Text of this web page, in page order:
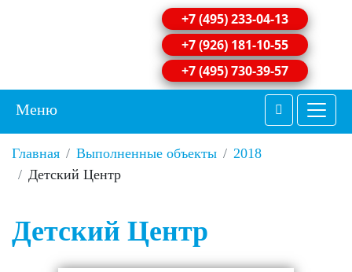
+7 (495) 233-04-13
+7 (926) 181-10-55
+7 (495) 730-39-57
Меню
Главная Выполненные объекты
2018
Детский Центр
Детский Центр